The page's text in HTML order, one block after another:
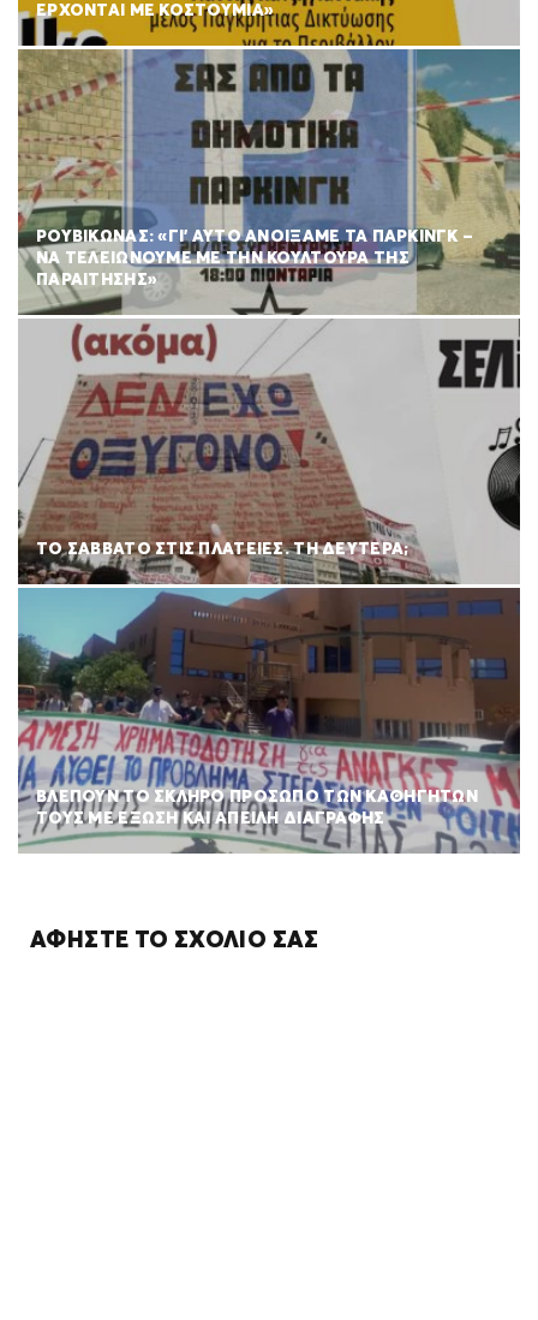
ΕΡΧΟΝΤΑΙ ΜΕ ΚΟΣΤΟΥΜΙΑ»
ΡΟΥΒΊΚΩΝΑΣ: «ΓΙ’ ΑΥΤΌ ΑΝΟΊΞΑΜΕ ΤΑ ΠΆΡΚΙΝΓΚ –
ΝΑ ΤΕΛΕΙΏΝΟΥΜΕ ΜΕ ΤΗΝ ΚΟΥΛΤΟΎΡΑ ΤΗΣ
ΠΑΡΑΊΤΗΣΗΣ»
ΤΟ ΣΑΒΒΑΤΟ ΣΤΙΣ ΠΛΑΤΕΙΕΣ. ΤΗ ΔΕΥΤΕΡΑ;
ΒΛΕΠΟΥΝ ΤΟ ΣΚΛΗΡΟ ΠΡΟΣΩΠΟ ΤΩΝ ΚΑΘΗΓΗΤΩΝ
ΤΟΥΣ ΜΕ ΕΞΩΣΗ ΚΑΙ ΑΠΕΙΛΗ ΔΙΑΓΡΑΦΗΣ
ΑΦΉΣΤΕ ΤΟ ΣΧΌΛΙΌ ΣΑΣ